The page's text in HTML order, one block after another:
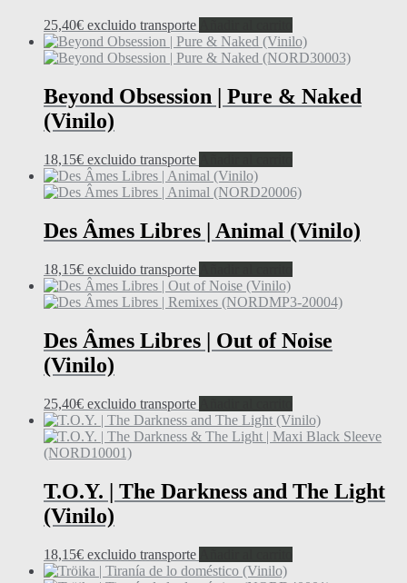
25,40€ excluido transporte
Beyond Obsession | Pure & Naked
(Vinilo)
18,15€ excluido transporte
Des Âmes Libres | Animal (Vinilo)
18,15€ excluido transporte
Des Âmes Libres | Out of Noise
(Vinilo)
25,40€ excluido transporte
T.O.Y. | The Darkness and The Light
(Vinilo)
18,15€ excluido transporte